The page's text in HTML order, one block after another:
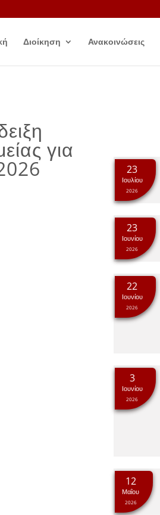
Διοίκηση Ανακοινώσεις
για
23
Ιουλίου
2026
23
Ιουνίου
2026
22
Ιουνίου
2026
3
Ιουνίου
2026
12
Μαΐου
2026